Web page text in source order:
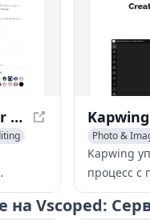
W-Okada Voice Changer - программное обеспечение для преобразования голоса на основе ИИ
Photo &
Voice &
Kapwing
процесс
на основе
основе
Vscoped: